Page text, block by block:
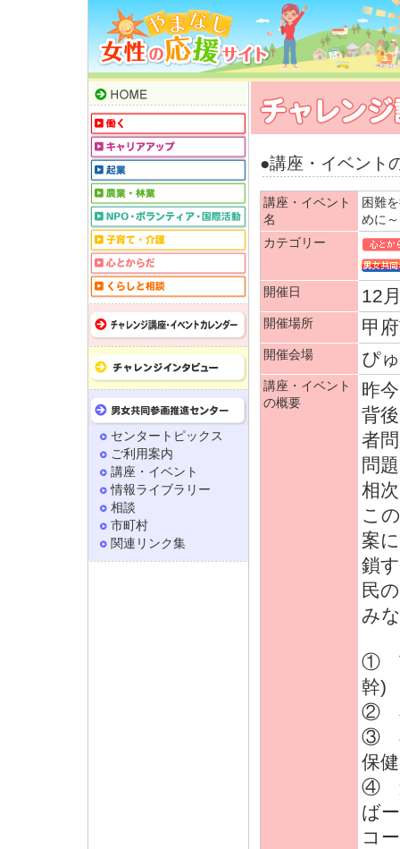
●講座・イベント
講座・イベント
名
困難
めに～
カテゴリー
開催日 12
開催場所 甲
開催会場 ぴ
講座・イベント
の概要
昨
背
者
問
相
こ
案
鎖
民
み
①
幹)
②
③
保
④
ば
コ
センタートピックス
ご利用案内
講座・イベント
情報ライブラリー
相談
市町村
関連リンク集